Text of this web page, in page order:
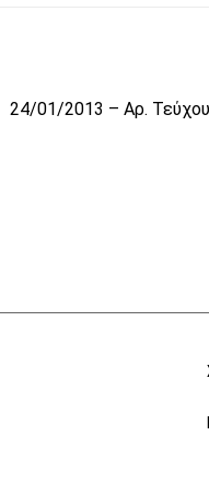
24/01/2013 – Αρ.